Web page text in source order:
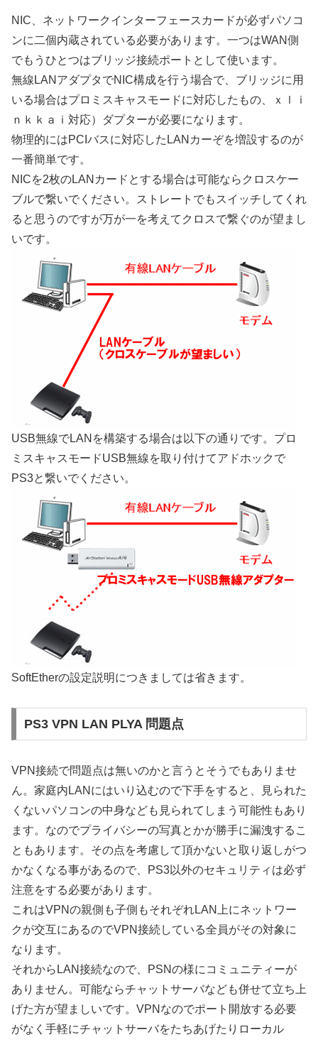
NIC、ネットワークインターフェースカードが必ずパソコ
ンに二個内蔵されている必要があります。一つはWAN側
でもうひとつはブリッジ接続ポートとして使います。
無線LANアダプタでNIC構成を行う場合で、ブリッジに用
いる場合はプロミスキャスモードに対応したもの、ｘｌｉ
ｎｋｋａｉ対応）ダプターが必要になります。
物理的にはPCIバスに対応したLANカーぞを増設するのが
一番簡単です。
NICを2枚のLANカードとする場合は可能ならクロスケー
ブルで繋いでください。ストレートでもスイッチしてくれ
ると思うのですが万が一を考えてクロスで繋ぐのが望まし
いです。
USB無線でLANを構築する場合は以下の通りです。プロ
ミスキャスモードUSB無線を取り付けてアドホックで
PS3と繋いでください。
SoftEtherの設定説明につきましては省きます。
PS3 VPN LAN PLYA 問題点
VPN接続で問題点は無いのかと言うとそうでもありませ
ん。家庭内LANにはいり込むので下手をすると、見られた
くないパソコンの中身なども見られてしまう可能性もあり
ます。なのでプライバシーの写真とかが勝手に漏洩するこ
ともあります。その点を考慮して頂かないと取り返しがつ
かなくなる事があるので、PS3以外のセキュリティは必ず
注意をする必要があります。
これはVPNの親側も子側もそれぞれLAN上にネットワー
クが交互にあるのでVPN接続している全員がその対象に
なります。
それからLAN接続なので、PSNの様にコミュニティーが
ありません。可能ならチャットサーバなども併せて立ち上
げた方が望ましいです。VPNなのでポート開放する必要
がなく手軽にチャットサーバをたちあげたりローカル